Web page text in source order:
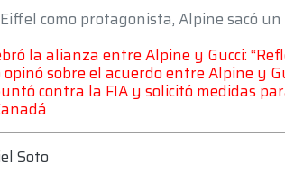
Eiffel como protagonista, Alpine sacó
la alianza entre Alpine y Gucci:
opinó sobre el acuerdo entre Alpine y
contra la FIA y solicitó medidas
Soto